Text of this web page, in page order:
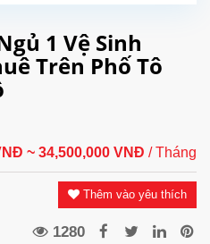
1 Vệ Sinh
Trên Phố Tô
~ 34,500,000 VNĐ / Tháng
Thêm vào yêu thích
1280